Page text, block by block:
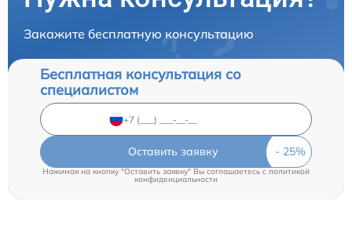
Закажите бесплатную консультацию
Бесплатная консультация со
специалистом
Оставить заявку
Нажимая на кнопку "Оставить заявку" Вы соглашаетесь c политикой
конфиденциальности